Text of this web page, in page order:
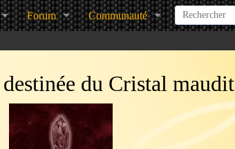
Forum Communauté
du Cristal maudit